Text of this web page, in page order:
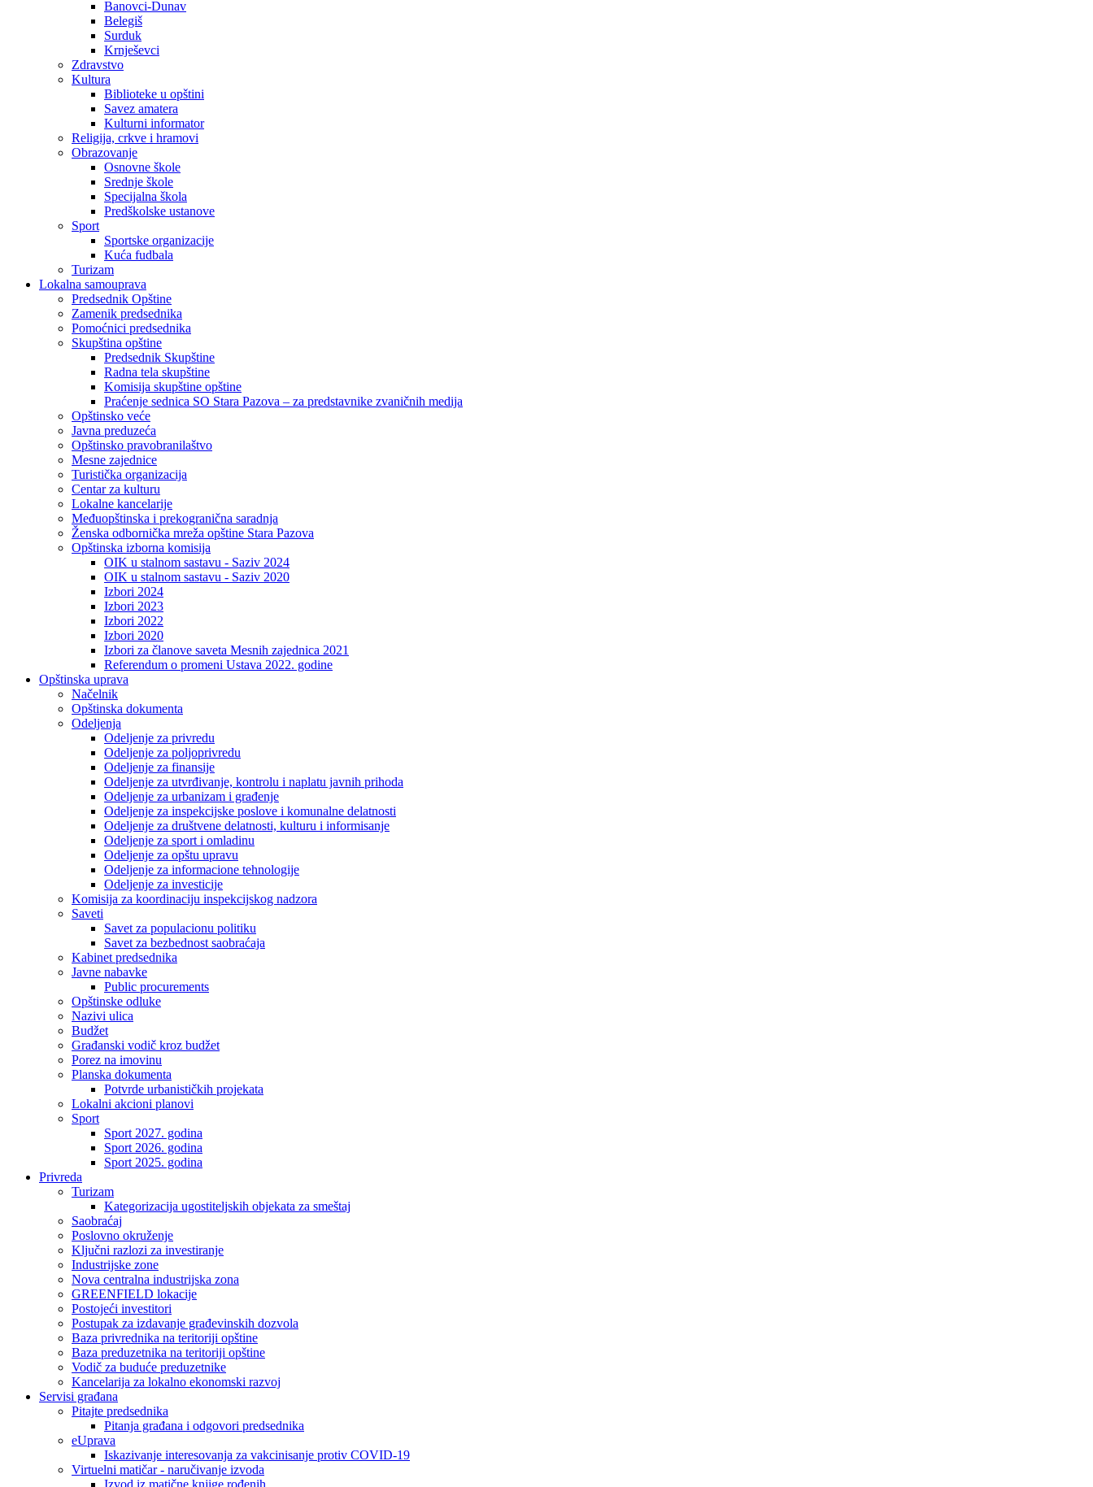
Banovci-Dunav
Belegiš
Surduk
Krnješevci
Zdravstvo
Kultura
Biblioteke u opštini
Savez amatera
Kulturni informator
Religija, crkve i hramovi
Obrazovanje
Osnovne škole
Srednje škole
Specijalna škola
Predškolske ustanove
Sport
Sportske organizacije
Kuća fudbala
Turizam
Lokalna samouprava
Predsednik Opštine
Zamenik predsednika
Pomoćnici predsednika
Skupština opštine
Predsednik Skupštine
Radna tela skupštine
Komisija skupštine opštine
Praćenje sednica SO Stara Pazova – za predstavnike zvaničnih medija
Opštinsko veće
Javna preduzeća
Opštinsko pravobranilaštvo
Mesne zajednice
Turistička organizacija
Centar za kulturu
Lokalne kancelarije
Međuopštinska i prekogranična saradnja
Ženska odbornička mreža opštine Stara Pazova
Opštinska izborna komisija
OIK u stalnom sastavu - Saziv 2024
OIK u stalnom sastavu - Saziv 2020
Izbori 2024
Izbori 2023
Izbori 2022
Izbori 2020
Izbori za članove saveta Mesnih zajednica 2021
Referendum o promeni Ustava 2022. godine
Opštinska uprava
Načelnik
Opštinska dokumenta
Odeljenja
Odeljenje za privredu
Odeljenje za poljoprivredu
Odeljenje za finansije
Odeljenje za utvrđivanje, kontrolu i naplatu javnih prihoda
Odeljenje za urbanizam i građenje
Odeljenje za inspekcijske poslove i komunalne delatnosti
Odeljenje za društvene delatnosti, kulturu i informisanje
Odeljenje za sport i omladinu
Odeljenje za opštu upravu
Odeljenje za informacione tehnologije
Odeljenje za investicije
Komisija za koordinaciju inspekcijskog nadzora
Saveti
Savet za populacionu politiku
Savet za bezbednost saobraćaja
Kabinet predsednika
Javne nabavke
Public procurements
Opštinske odluke
Nazivi ulica
Budžet
Građanski vodič kroz budžet
Porez na imovinu
Planska dokumenta
Potvrde urbanističkih projekata
Lokalni akcioni planovi
Sport
Sport 2027. godina
Sport 2026. godina
Sport 2025. godina
Privreda
Turizam
Kategorizacija ugostiteljskih objekata za smeštaj
Saobraćaj
Poslovno okruženje
Ključni razlozi za investiranje
Industrijske zone
Nova centralna industrijska zona
GREENFIELD lokacije
Postojeći investitori
Postupak za izdavanje građevinskih dozvola
Baza privrednika na teritoriji opštine
Baza preduzetnika na teritoriji opštine
Vodič za buduće preduzetnike
Kancelarija za lokalno ekonomski razvoj
Servisi građana
Pitajte predsednika
Pitanja građana i odgovori predsednika
eUprava
Iskazivanje interesovanja za vakcinisanje protiv COVID-19
Virtuelni matičar - naručivanje izvoda
Izvod iz matične knjige rođenih